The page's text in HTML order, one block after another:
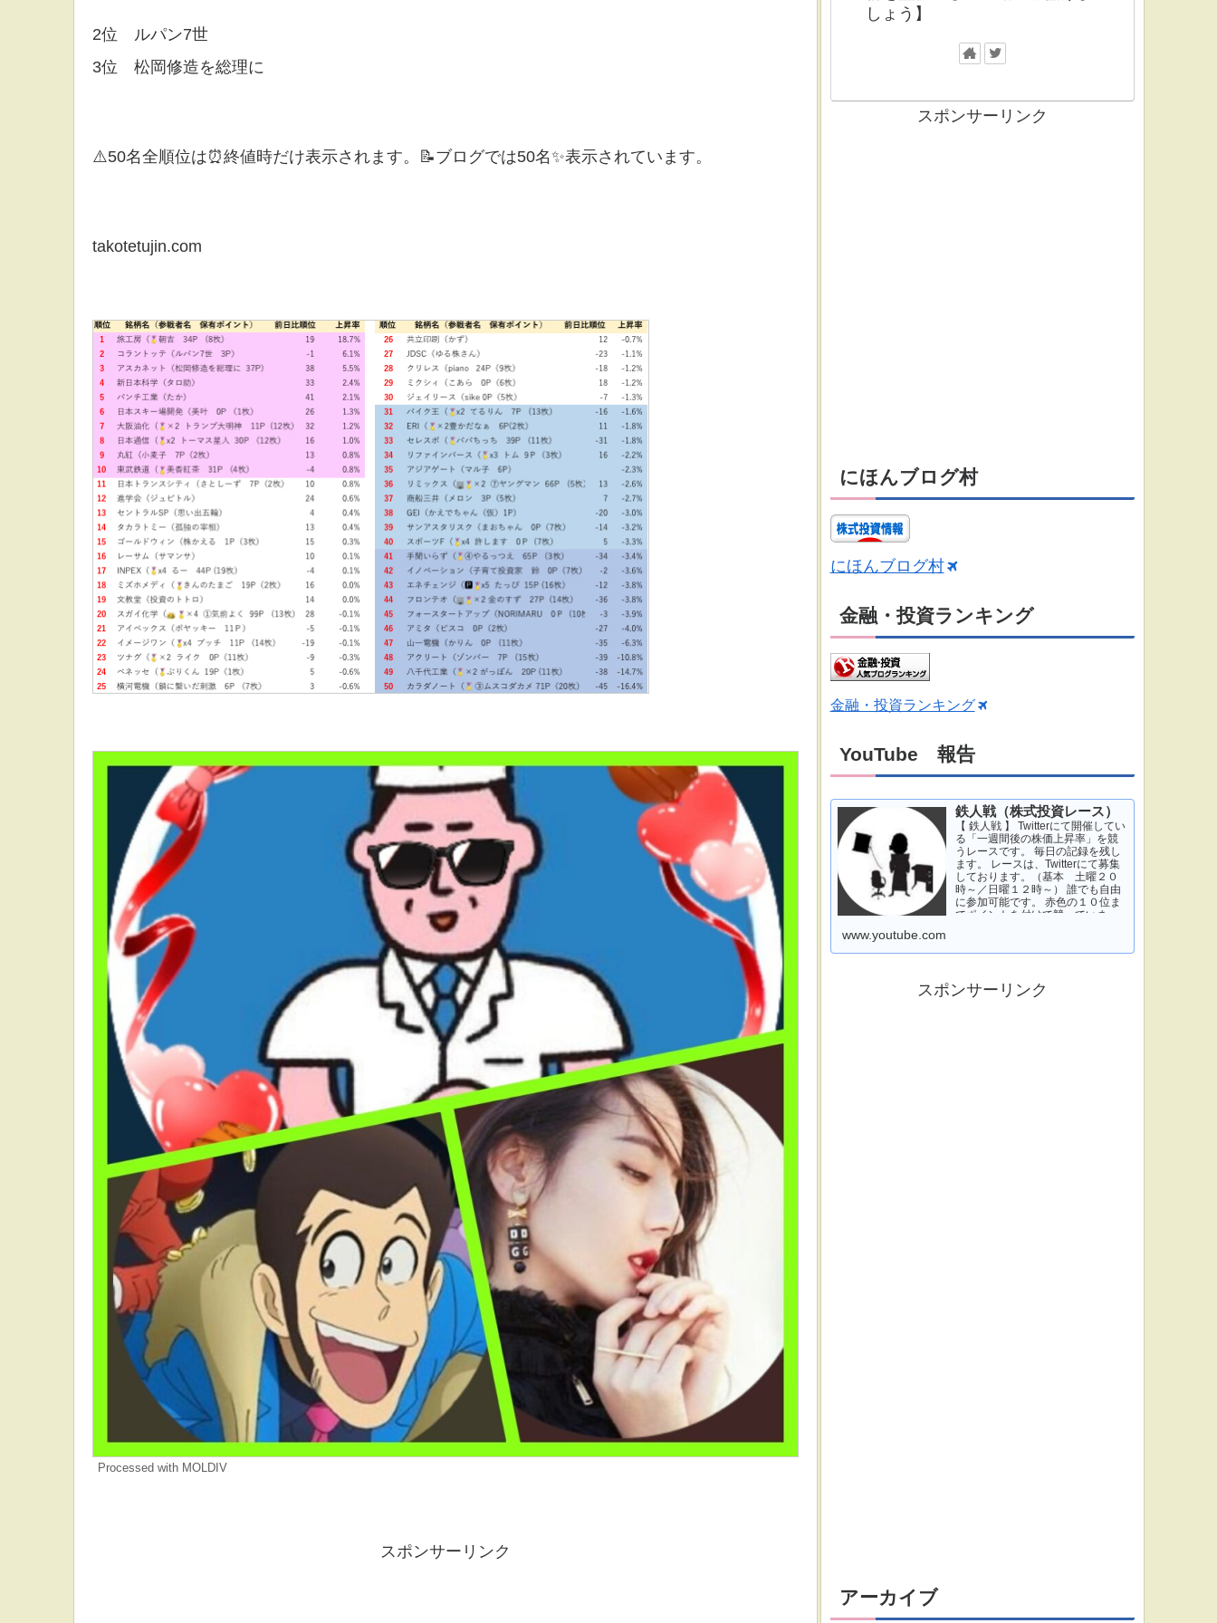
2位 ルパン7世
3位 松岡修造を総理に
⚠️50名全順位は⏰終値時だけ表示されます。📝ブログでは50名✨表示されています。
takotetujin.com
Processed with MOLDIV
スポンサーリンク
しょう】
スポンサーリンク
にほんブログ村
にほんブログ村
金融・投資ランキング
金融・投資ランキング
YouTube 報告
鉄人戦（株式投資レース）
【 鉄人戦 】 Twitterにて開催してい
る「一週間後の株価上昇率」を競
うレースです。 毎日の記録を残し
ます。 レースは、Twitterにて募集
しております。（基本 土曜２０
時～／日曜１２時～） 誰でも自由
に参加可能です。 赤色の１０位ま
でポイントを付けて競っていま
www.youtube.com
スポンサーリンク
アーカイブ